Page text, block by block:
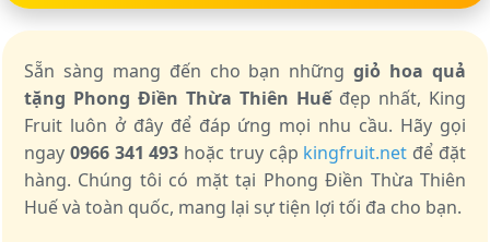
Sẵn sàng mang đến cho bạn nhữnggiỏ hoa quả
tặng Phong Điền Thừa Thiên Huếđẹp nhất, King
Fruit luôn ở đây để đáp ứng mọi nhu cầu. Hãy gọi
ngay 0966 341 493 hoặc truy cập kingfruit.net để đặt
hàng. Chúng tôi có mặt tại Phong Điền Thừa Thiên
Huế và toàn quốc, mang lại sự tiện lợi tối đa cho bạn.